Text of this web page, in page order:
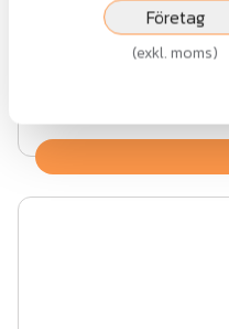
Företag
(exkl. moms)